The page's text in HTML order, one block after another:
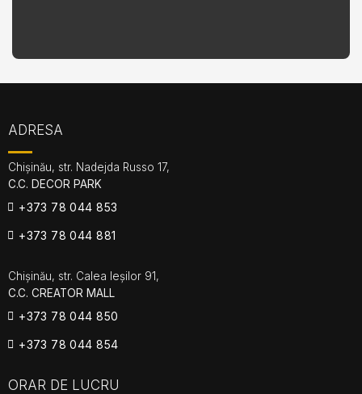
ADRESA
Chișinău, str. Nadejda Russo 17,
C.C. DECOR PARK
+373 78 044 853
+373 78 044 881
Chișinău, str. Calea Ieșilor 91,
C.C. CREATOR MALL
+373 78 044 850
+373 78 044 854
ORAR DE LUCRU